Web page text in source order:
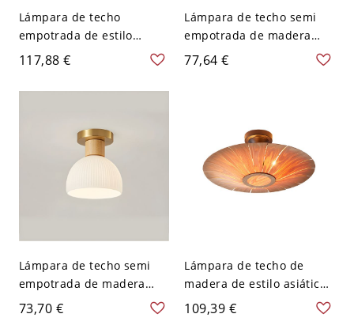
Lámpara de techo
empotrada de estilo
asiático de madera
natural con pantalla
acrílica blanca y bombilla
cm Redondo Blanco
117,88 €
Lámpara de techo semi
empotrada de madera
moderna con pantalla de
vidrio blanco - Naranja
77,64 €
Lámpara de techo semi
empotrada de madera
moderna con pantalla de
vidrio blanco - Madera
73,70 €
Lámpara de techo de
madera de estilo asiático
con forma redonda y
múltiples luces para
109,39 €